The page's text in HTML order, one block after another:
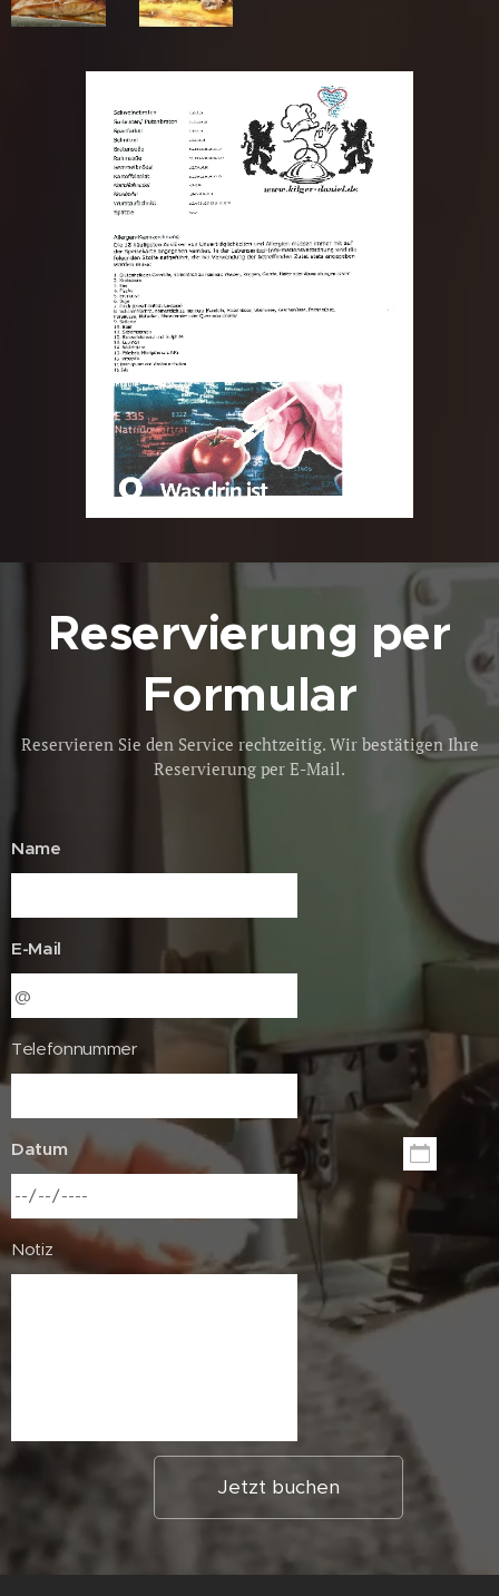
Reservierung per
Formular
Reservieren Sie den Service rechtzeitig. Wir bestätigen Ihre
Reservierung per E-Mail.
Name
E-Mail
Telefonnummer
Datum
Notiz
Jetzt buchen